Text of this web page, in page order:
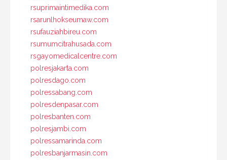
rsuprimaintimedika.com
rsarunlhokseumaw.com
rsufauziahbireu.com
rsumumcitrahusada.com
rsgayomedicalcentre.com
polresjakarta.com
polresdago.com
polressabang.com
polresdenpasar.com
polresbanten.com
polresjambi.com
polressamarinda.com
polresbanjarmasin.com